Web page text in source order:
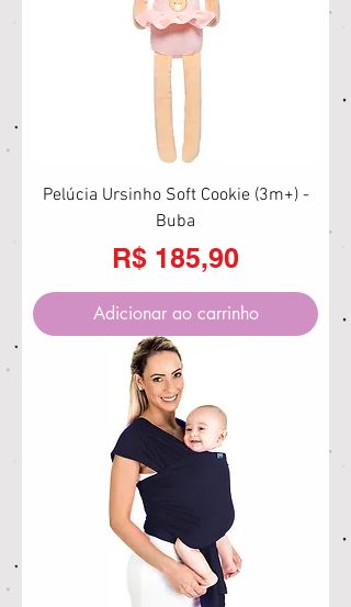
Pelúcia Ursinho Soft Cookie (3m+) -
Buba
Preço
R$ 185,90
Adicionar ao carrinho